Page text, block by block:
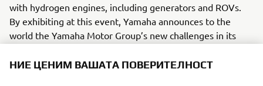
with hydrogen engines, including generators and ROVs.
By exhibiting at this event, Yamaha announces to the
world the Yamaha Motor Group’s new challenges in its
＊The show is sponsored by the PGA (Professional
НИЕ ЦЕНИМ ВАШАТА ПОВЕРИТЕЛНОСТ